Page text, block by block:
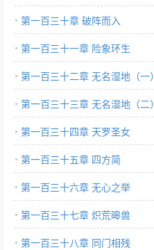
第一百三十章 破阵而入
第一百三十一章 险象环生
第一百三十二章 无名湿地（一）
第一百三十三章 无名湿地（二）
第一百三十四章 天罗圣女
第一百三十五章 四方简
第一百三十六章 无心之举
第一百三十七章 炽荒暤兽
第一百三十八章 同门相残